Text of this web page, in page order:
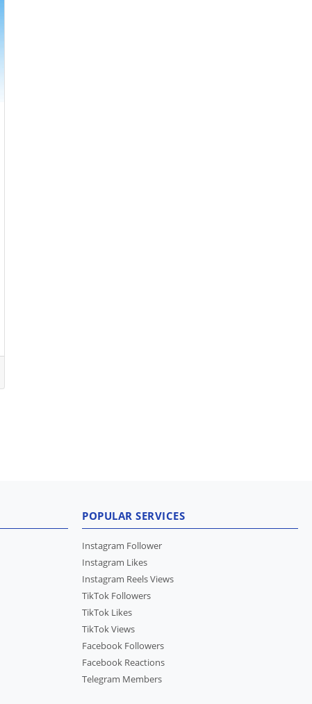
POPULAR SERVICES
Instagram Follower
Instagram Likes
Instagram Reels Views
TikTok Followers
TikTok Likes
TikTok Views
Facebook Followers
Facebook Reactions
Telegram Members